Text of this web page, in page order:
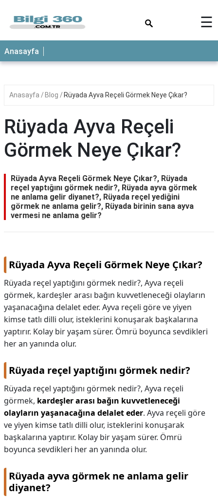
ANASAYFA
☰
Anasayfa
Anasayfa Blog Rüyada Ayva Reçeli Görmek Neye Çıkar?
Rüyada Ayva Reçeli
Görmek Neye Çıkar?
Rüyada Ayva Reçeli Görmek Neye Çıkar?, Rüyada
reçel yaptığını görmek nedir?, Rüyada ayva görmek
ne anlama gelir diyanet?, Rüyada reçel yediğini
görmek ne anlama gelir?, Rüyada birinin sana ayva
vermesi ne anlama gelir?
Rüyada Ayva Reçeli Görmek Neye Çıkar?
Rüyada reçel yaptığını görmek nedir?, Ayva reçeli
görmek, kardeşler arası bağın kuvvetleneceği olayların
yaşanacağına delalet eder. Ayva reçeli göre ve yiyen
kimse tatlı dilli olur, isteklerini konuşarak başkalarına
yaptırır. Kolay bir yaşam sürer. Ömrü boyunca sevdikleri
her an yanında olur.
Rüyada reçel yaptığını görmek nedir?
Rüyada reçel yaptığını görmek nedir?, Ayva reçeli
görmek, kardeşler arası bağın kuvvetleneceği
olayların yaşanacağına delalet eder. Ayva reçeli göre
ve yiyen kimse tatlı dilli olur, isteklerini konuşarak
başkalarına yaptırır. Kolay bir yaşam sürer. Ömrü
boyunca sevdikleri her an yanında olur.
Rüyada ayva görmek ne anlama gelir
diyanet?